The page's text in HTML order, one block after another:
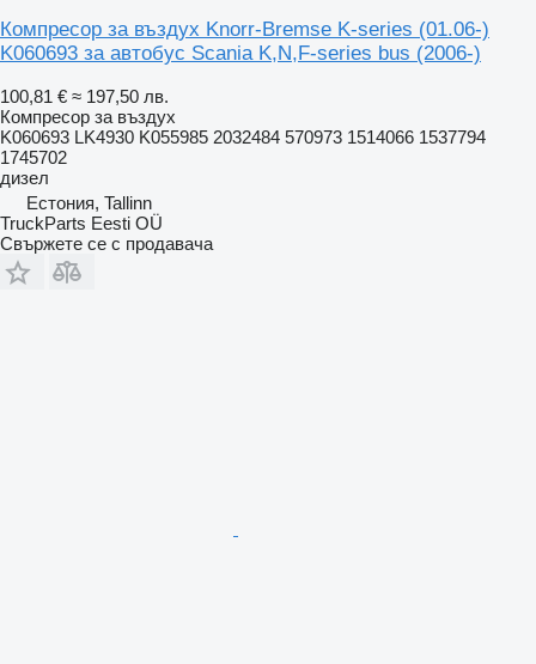
Компресор за въздух Knorr-Bremse K-series (01.06-)
K060693 за автобус Scania K,N,F-series bus (2006-)
100,81 € ≈ 197,50 лв.
Компресор за въздух
K060693 LK4930 K055985 2032484 570973 1514066 1537794
1745702
дизел
Естония, Tallinn
TruckParts Eesti OÜ
Свържете се с продавача